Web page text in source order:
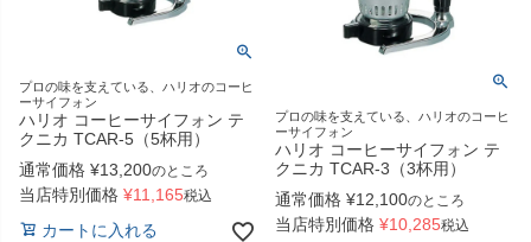
プロの味を支えている、ハリオのコーヒ
ーサイフォン
ハリオ コーヒーサイフォン テ
クニカ TCAR-5（5杯用）
通常価格 ¥13,200のところ
当店特別価格 ¥11,165税込
カートに入れる
プロの味を支えている、ハリオのコーヒ
ーサイフォン
ハリオ コーヒーサイフォン テ
クニカ TCAR-3（3杯用）
通常価格 ¥12,100のところ
当店特別価格 ¥10,285税込